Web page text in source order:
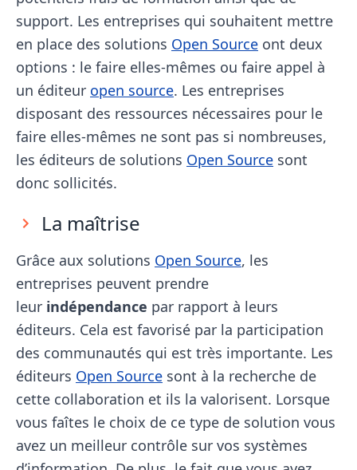
support. Les entreprises qui souhaitent mettre
en place des solutions Open Source ont deux
options : le faire elles-mêmes ou faire appel à
un éditeur open source. Les entreprises
disposant des ressources nécessaires pour le
faire elles-mêmes ne sont pas si nombreuses,
les éditeurs de solutions Open Source sont
donc sollicités.
La maîtrise
Grâce aux solutions Open Source, les
entreprises peuvent prendre
leur indépendance par rapport à leurs
éditeurs. Cela est favorisé par la participation
des communautés qui est très importante. Les
éditeurs Open Source sont à la recherche de
cette collaboration et ils la valorisent. Lorsque
vous faîtes le choix de ce type de solution vous
avez un meilleur contrôle sur vos systèmes